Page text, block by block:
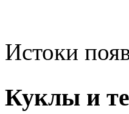
Истоки
Куклы и